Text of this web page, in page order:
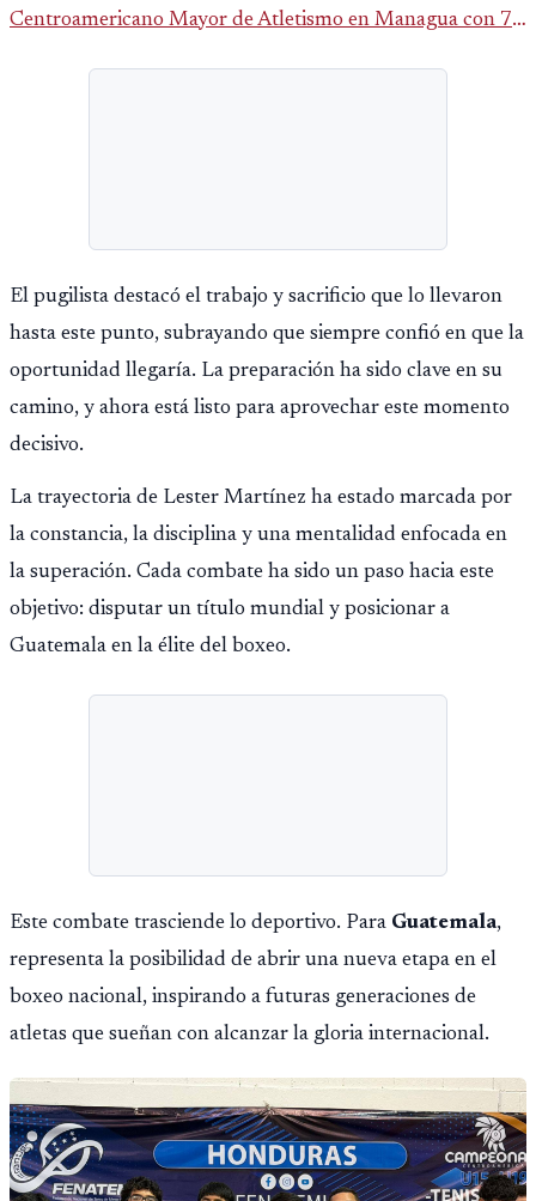
Centroamericano Mayor de Atletismo en Managua con 7
El pugilista destacó el trabajo y sacrificio que lo llevaron
hasta este punto, subrayando que siempre confió en que la
oportunidad llegaría. La preparación ha sido clave en su
camino, y ahora está listo para aprovechar este momento
decisivo.
La trayectoria de Lester Martínez ha estado marcada por
la constancia, la disciplina y una mentalidad enfocada en
la superación. Cada combate ha sido un paso hacia este
objetivo: disputar un título mundial y posicionar a
Guatemala en la élite del boxeo.
Este combate trasciende lo deportivo. Para Guatemala,
representa la posibilidad de abrir una nueva etapa en el
boxeo nacional, inspirando a futuras generaciones de
atletas que sueñan con alcanzar la gloria internacional.